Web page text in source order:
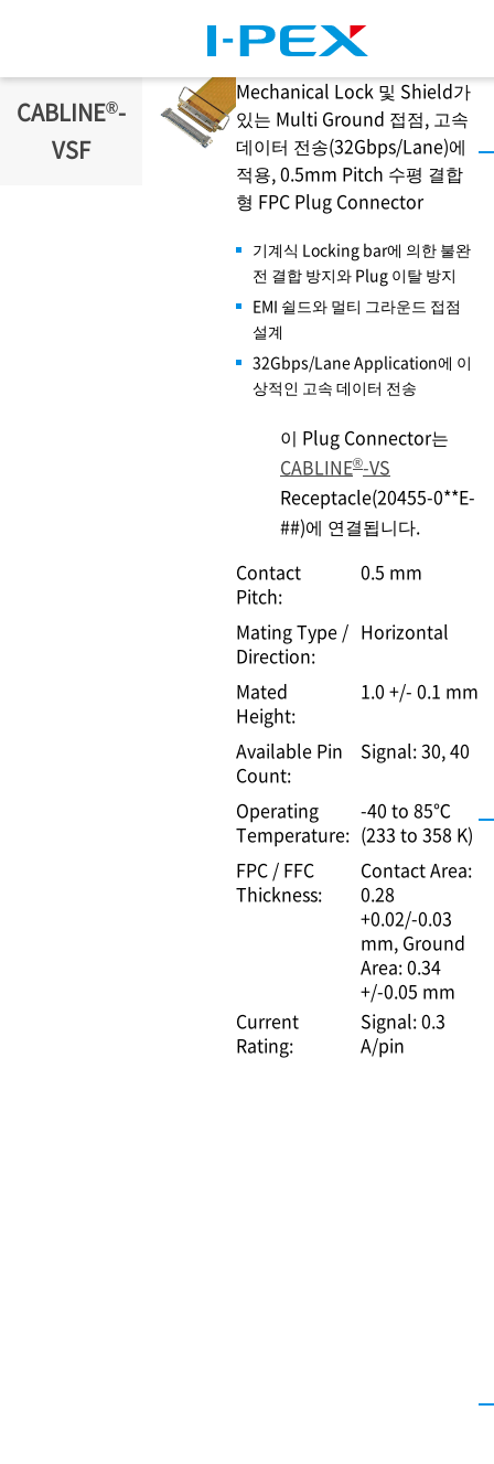
CABLINE®-
VSF
Mechanical Lock 및 Shield가
있는 Multi Ground 접점, 고속
데이터 전송(32Gbps/Lane)에
적용, 0.5mm Pitch 수평 결합
형 FPC Plug Connector
기계식 Locking bar에 의한 불완
전 결합 방지와 Plug 이탈 방지
EMI 쉴드와 멀티 그라운드 접점
설계
32Gbps/Lane Application에 이
상적인 고속 데이터 전송
이 Plug Connector는
CABLINE®-VS
Receptacle(20455-0**E-
##)에 연결됩니다.
Contact
Pitch:
0.5 mm
Mating Type /
Direction:
Horizontal
Mated
Height:
1.0 +/- 0.1 mm
Available Pin
Count:
Signal: 30, 40
Operating
Temperature:
-40 to 85℃
(233 to 358 K)
FPC / FFC
Thickness:
Contact Area:
0.28
+0.02/-0.03
mm Ground
Area: 0.34
+/-0.05 mm
Current
Rating:
Signal: 0.3
A/pin